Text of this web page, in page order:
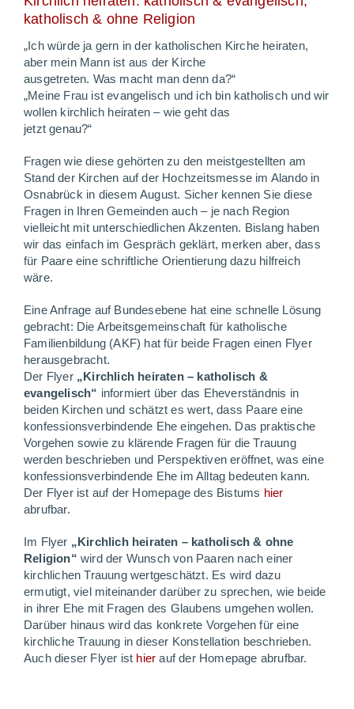
katholisch & ohne Religion
„Ich würde ja gern in der katholischen Kirche heiraten,
aber mein Mann ist aus der Kirche
ausgetreten. Was macht man denn da?“
„Meine Frau ist evangelisch und ich bin katholisch und wir
wollen kirchlich heiraten – wie geht das
jetzt genau?“
Fragen wie diese gehörten zu den meistgestellten am
Stand der Kirchen auf der Hochzeitsmesse im Alando in
Osnabrück in diesem August. Sicher kennen Sie diese
Fragen in Ihren Gemeinden auch – je nach Region
vielleicht mit unterschiedlichen Akzenten. Bislang haben
wir das einfach im Gespräch geklärt, merken aber, dass
für Paare eine schriftliche Orientierung dazu hilfreich
wäre.
Eine Anfrage auf Bundesebene hat eine schnelle Lösung
gebracht: Die Arbeitsgemeinschaft für katholische
Familienbildung (AKF) hat für beide Fragen einen Flyer
herausgebracht.
Der Flyer „Kirchlich heiraten – katholisch &
evangelisch“ informiert über das Eheverständnis in
beiden Kirchen und schätzt es wert, dass Paare eine
konfessionsverbindende Ehe eingehen. Das praktische
Vorgehen sowie zu klärende Fragen für die Trauung
werden beschrieben und Perspektiven eröffnet, was eine
konfessionsverbindende Ehe im Alltag bedeuten kann.
Der Flyer ist auf der Homepage des Bistums hier
abrufbar.
Im Flyer „Kirchlich heiraten – katholisch & ohne
Religion“ wird der Wunsch von Paaren nach einer
kirchlichen Trauung wertgeschätzt. Es wird dazu
ermutigt, viel miteinander darüber zu sprechen, wie beide
in ihrer Ehe mit Fragen des Glaubens umgehen wollen.
Darüber hinaus wird das konkrete Vorgehen für eine
kirchliche Trauung in dieser Konstellation beschrieben.
Auch dieser Flyer ist hier auf der Homepage abrufbar.